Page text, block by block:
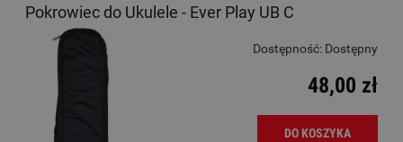
Pokrowiec do Ukulele - Ever Play UB C
Dostępność: Dostępny
48,00 zł
DO KOSZYKA